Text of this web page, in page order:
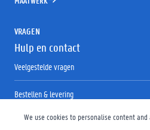
We use cookies to personalise content
VRAGEN
Hulp en contact
Veelgestelde vragen
Bestellen & levering
Retourneren